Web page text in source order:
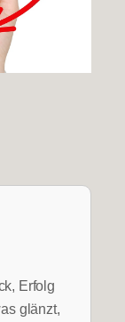
Erfolg
glänzt,